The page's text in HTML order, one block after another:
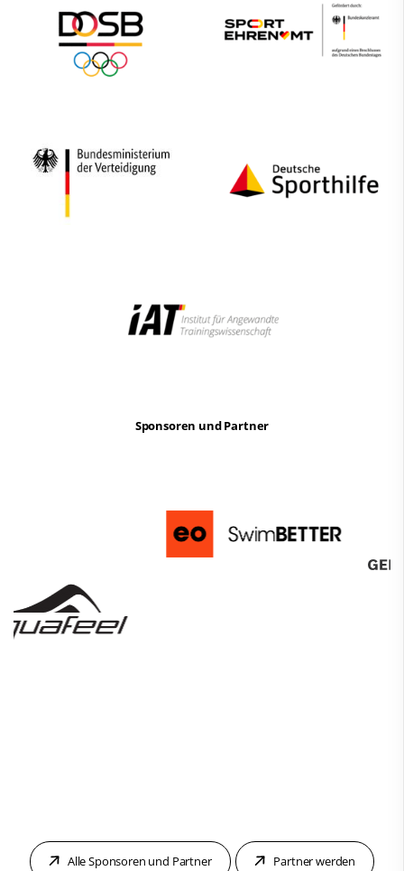
Sponsoren und Partner
Alle Sponsoren und Partner Partner werden